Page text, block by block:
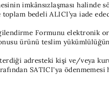
imkânsızlaşması
bedeli ALICI’ya iade
Formunu elektronik
ürünü teslim
adresteki kişi ve/veya
SATICI'ya